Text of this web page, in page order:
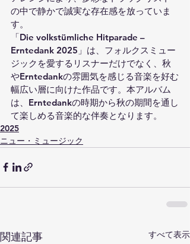
の中で静かで誠実な存在感を放っていま
す。
「Die volkstümliche Hitparade –
Erntedank 2025」は、フォルクスミュー
ジックを愛するリスナーだけでなく、秋
やErntedankの雰囲気を感じる音楽を好む
幅広い層に向けた作品です。本アルバム
は、Erntedankの時期から秋の期間を通し
て楽しめる音楽的な伴奏となります。
2025
ニュー・ミュージック
関連記事 すべて表示